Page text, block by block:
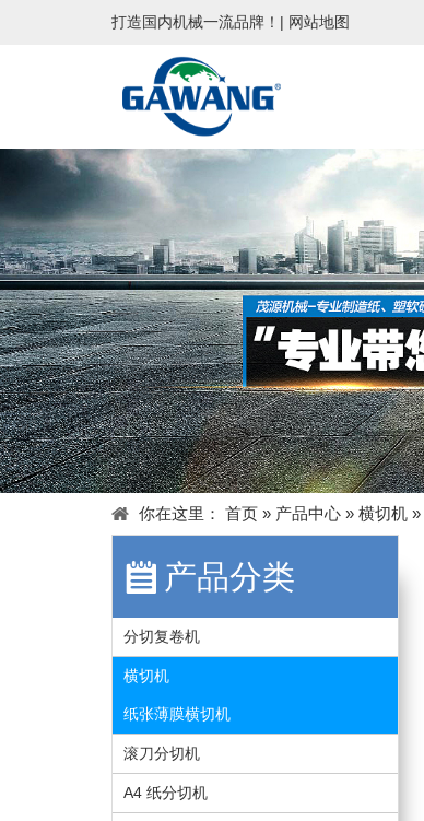
打造国内机械一流品牌！| 网站地图
你在这里： 首页 » 产品中心 » 横切机 »
产品分类
分切复卷机
横切机
纸张薄膜横切机
滚刀分切机
A4 纸分切机